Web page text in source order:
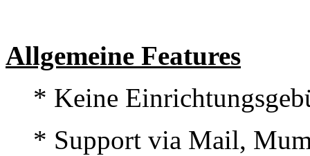
Allgemeine Features
* Keine
* Support via Mail,